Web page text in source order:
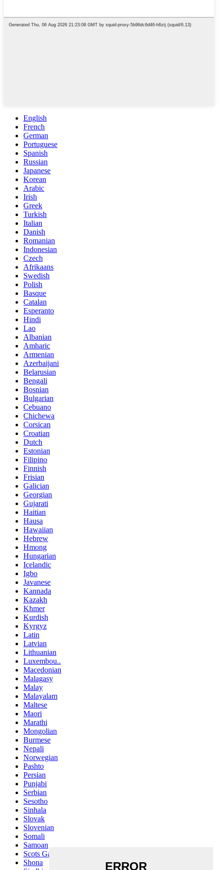
English
French
German
Portuguese
Spanish
Russian
Japanese
Korean
Arabic
Irish
Greek
Turkish
Italian
Danish
Romanian
Indonesian
Czech
Afrikaans
Swedish
Polish
Basque
Catalan
Esperanto
Hindi
Lao
Albanian
Amharic
Armenian
Azerbaijani
Belarusian
Bengali
Bosnian
Bulgarian
Cebuano
Chichewa
Corsican
Croatian
Dutch
Estonian
Filipino
Finnish
Frisian
Galician
Georgian
Gujarati
Haitian
Hausa
Hawaiian
Hebrew
Hmong
Hungarian
Icelandic
Igbo
Javanese
Kannada
Kazakh
Khmer
Kurdish
Kyrgyz
Latin
Latvian
Lithuanian
Luxembou..
Macedonian
Malagasy
Malay
Malayalam
Maltese
Maori
Marathi
Mongolian
Burmese
Nepali
Norwegian
Pashto
Persian
Punjabi
Serbian
Sesotho
Sinhala
Slovak
Slovenian
Somali
Samoan
Scots Gaelic
Shona